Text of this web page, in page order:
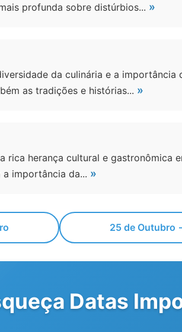
profunda sobre distúrbios... »
da culinária e a importância
as tradições e histórias... »
rica herança cultural e gastronômica
importância da... »
25 de Outubro
Datas